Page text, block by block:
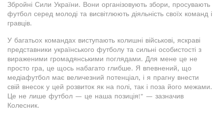
Збройні Сили України. Вони організовують збори, просувають
футбол серед молоді та висвітлюють діяльність своїх команд і
гравців.
У багатьох командах виступають колишні військові, яскраві
представники українського футболу та сильні особистості з
вираженими громадянськими поглядами. Для мене це не
просто гра, це щось набагато глибше. Я впевнений, що
медіафутбол має величезний потенціал, і я прагну внести
свій внесок у цей розвиток як на полі, так і поза його межами.
Це не лише футбол — це наша позиція!" — зазначив
Колесник.